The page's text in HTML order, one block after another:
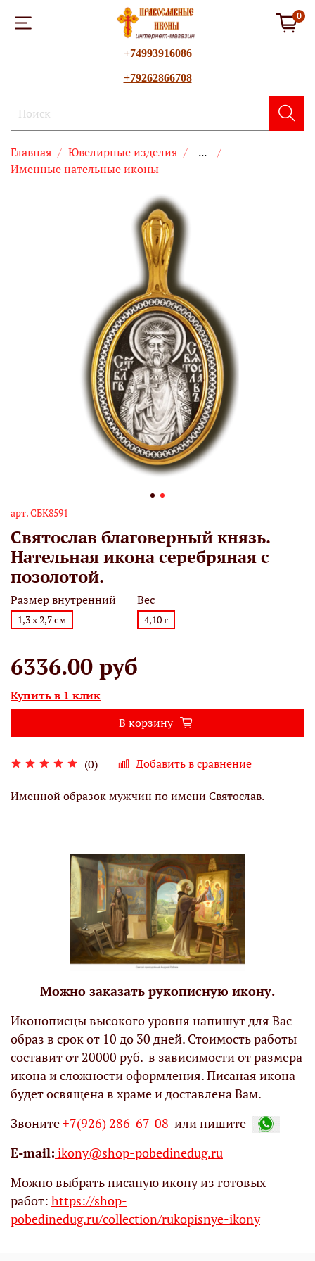
0
+74993916086
+79262866708
Главная Ювелирные изделия
...
Именные нательные иконы
арт.СБК8591
Святослав благоверный князь.
Нательная икона серебряная с
позолотой.
(0) Добавить в сравнение
Размер внутренний
1,3 х 2,7 см
Вес
4,10 г
6336.00 руб
Купить в 1 клик
В корзину
Именной образок мужчин по имени Святослав.
Можно заказать рукописную икону.
Иконописцы высокого уровня напишут для Вас
образ в срок от 10 до 30 дней. Стоимость работы
составит от 20000 руб. в зависимости от размера
икона и сложности оформления. Писаная икона
будет освящена в храме и доставлена Вам.
Звоните+7(926) 286-67-08 или пишите
Е-mail: ikony@shop-pobedinedug.ru
Можно выбрать писаную икону из готовых
работ: https://shop-
pobedinedug.ru/collection/rukopisnye-ikony